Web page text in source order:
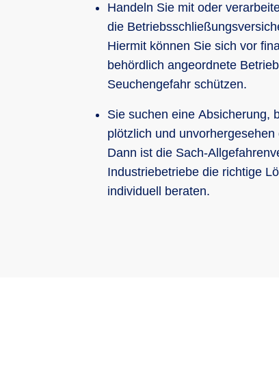
Handeln Sie mit oder
die
Hiermit können Sie sich vor
behördlich angeordnete
Seuchengefahr schützen.
Sie suchen eine Absicherung,
plötzlich und
Dann ist die Sach-
Industriebetriebe die richtige
individuell beraten.